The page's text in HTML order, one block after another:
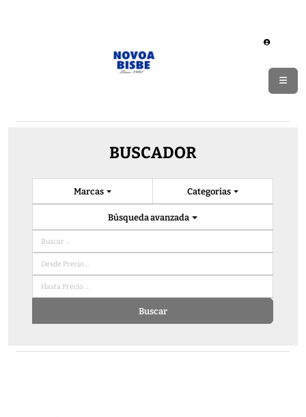
BUSCADOR
Categorias
Marcas
Búsqueda avanzada
Buscar